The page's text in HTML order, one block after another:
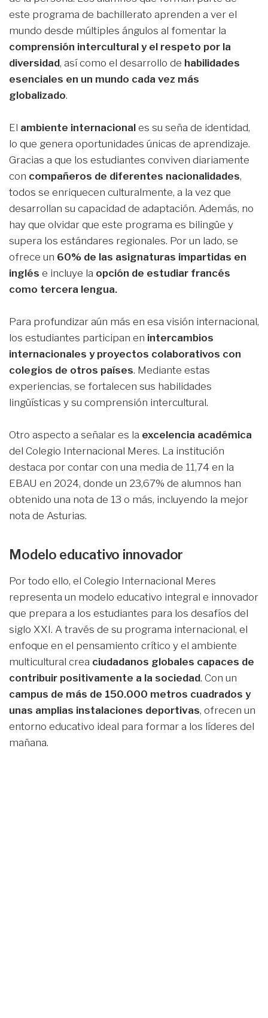
este programa de bachillerato aprenden a ver el
mundo desde múltiples ángulos al fomentar la
comprensión intercultural y el respeto por la
diversidad, así como el desarrollo de habilidades
esenciales en un mundo cada vez más
globalizado.
El ambiente internacional es su seña de identidad,
lo que genera oportunidades únicas de aprendizaje.
Gracias a que los estudiantes conviven diariamente
con compañeros de diferentes nacionalidades,
todos se enriquecen culturalmente, a la vez que
desarrollan su capacidad de adaptación. Además, no
hay que olvidar que este programa es bilingüe y
supera los estándares regionales. Por un lado, se
ofrece un 60% de las asignaturas impartidas en
inglés e incluye la opción de estudiar francés
como tercera lengua.
Para profundizar aún más en esa visión internacional,
los estudiantes participan en intercambios
internacionales y proyectos colaborativos con
colegios de otros países. Mediante estas
experiencias, se fortalecen sus habilidades
lingüísticas y su comprensión intercultural.
Otro aspecto a señalar es la excelencia académica
del Colegio Internacional Meres. La institución
destaca por contar con una media de 11,74 en la
EBAU en 2024, donde un 23,67% de alumnos han
obtenido una nota de 13 o más, incluyendo la mejor
nota de Asturias.
Modelo educativo innovador
Por todo ello, el Colegio Internacional Meres
representa un modelo educativo integral e innovador
que prepara a los estudiantes para los desafíos del
siglo XXI. A través de su programa internacional, el
enfoque en el pensamiento crítico y el ambiente
multicultural crea ciudadanos globales capaces de
contribuir positivamente a la sociedad. Con un
campus de más de 150.000 metros cuadrados y
unas amplias instalaciones deportivas, ofrecen un
entorno educativo ideal para formar a los líderes del
mañana.